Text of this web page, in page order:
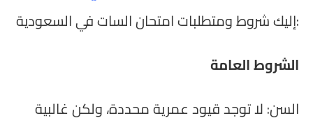
إليك شروط ومتطلبات امتحان السات في السعودية:
الشروط العامة
السن: لا توجد قيود عمرية محددة، ولكن غالبية